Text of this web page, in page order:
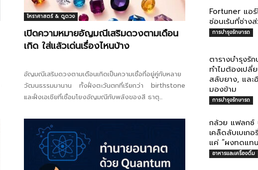
ไทย
สบาย(ดอท)คอม
โหราศาสตร์ & ดูดวง
เปิดความหมายอัญมณีเสริมดวงตามเดือน
เกิด ใส่แล้วเด่นเรื่องไหนบ้าง
อัญมณีเสริมดวงตามเดือนเกิดเป็นความเชื่อที่อยู่คู่กับหลาย
วัฒนธรรมมานาน ทั้งฝั่งตะวันตกที่เรียกว่า birthstone
และฝั่งเอเชียที่เชื่อมโยงอัญมณีกับพลังของสี ธาตุ...
Fortuner แอร์
ซ่อนเร้นที่ช่าง
การบำรุงรักษารถ
ตารางบำรุงรัก
ทำไมต้องเปลี่
สลับยาง, แล
มองข้าม
การบำรุงรักษารถ
กล้วย แฟลกซ์
เคล็ดลับเบเกอ
แค่ “ผงทดแท
อาหารและเครื่องดื่ม